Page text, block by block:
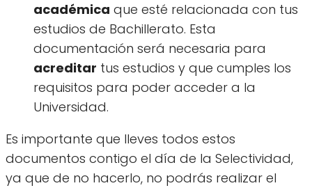
académica que esté relacionada con tus
estudios de Bachillerato. Esta
documentación será necesaria para
acreditar tus estudios y que cumples los
requisitos para poder acceder a la
Universidad.
Es importante que lleves todos estos
documentos contigo el día de la Selectividad,
ya que de no hacerlo, no podrás realizar el